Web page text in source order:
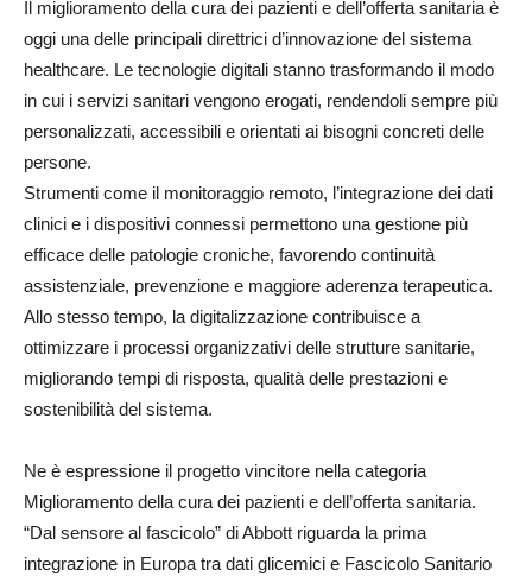
Il miglioramento della cura dei pazienti e dell’offerta sanitaria è
oggi una delle principali direttrici d’innovazione del sistema
healthcare. Le tecnologie digitali stanno trasformando il modo
in cui i servizi sanitari vengono erogati, rendendoli sempre più
personalizzati, accessibili e orientati ai bisogni concreti delle
persone.
Strumenti come il monitoraggio remoto, l’integrazione dei dati
clinici e i dispositivi connessi permettono una gestione più
efficace delle patologie croniche, favorendo continuità
assistenziale, prevenzione e maggiore aderenza terapeutica.
Allo stesso tempo, la digitalizzazione contribuisce a
ottimizzare i processi organizzativi delle strutture sanitarie,
migliorando tempi di risposta, qualità delle prestazioni e
sostenibilità del sistema.
Ne è espressione il progetto vincitore nella categoria
Miglioramento della cura dei pazienti e dell’offerta sanitaria.
“Dal sensore al fascicolo” di Abbott riguarda la prima
integrazione in Europa tra dati glicemici e Fascicolo Sanitario